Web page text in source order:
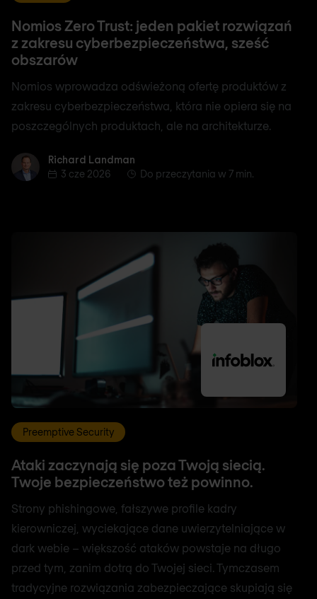
Nomios Zero Trust: jeden pakiet rozwiązań
z zakresu cyberbezpieczeństwa, sześć
obszarów
Nomios wprowadza odświeżoną ofertę produktów z
zakresu cyberbezpieczeństwa, która nie opiera się na
poszczególnych produktach, ale na architekturze.
Richard Landman
Richard Landman
3 cze 2026
Do przeczytania w 7 min.
Preemptive Security
Ataki zaczynają się poza Twoją siecią.
Twoje bezpieczeństwo też powinno.
Strony phishingowe, fałszywe profile kadry
kierowniczej, wyciekające dane uwierzytelniające w
dark webie – większość ataków powstaje na długo
przed tym, zanim dotrą do Twojej sieci. Tymczasem
tradycyjne rozwiązania zabezpieczające skupiają się